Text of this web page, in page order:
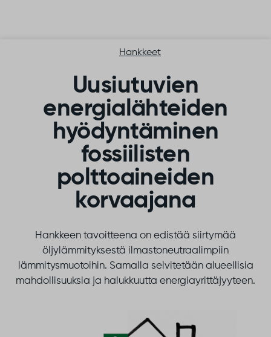
Hankkeet
Uusiutuvien
energialähteiden
hyödyntäminen
fossiilisten
polttoaineiden
korvaajana
Hankkeen tavoitteena on edistää siirtymää
öljylämmityksestä ilmastoneutraalimpiin
lämmitysmuotoihin. Samalla selvitetään alueellisia
mahdollisuuksia ja halukkuutta energiayrittäjyyteen.